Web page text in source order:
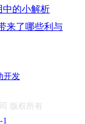
中的小解析
来了哪些利与
开发
版权所有
1